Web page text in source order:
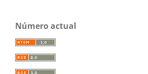
Número actual